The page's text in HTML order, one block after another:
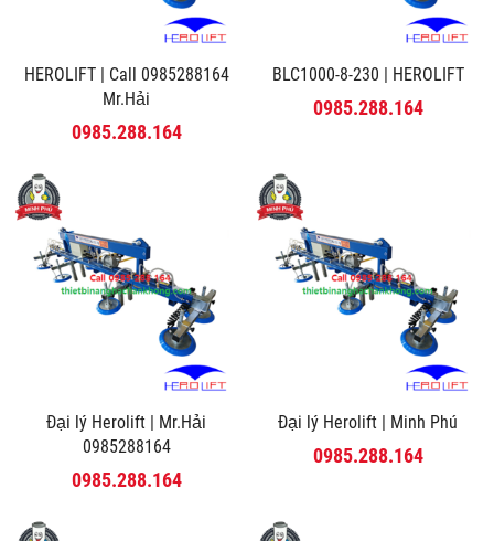
HEROLIFT | Call 0985288164
Mr.Hải
0985.288.164
BLC1000-8-230 | HEROLIFT
0985.288.164
Đại lý Herolift | Mr.Hải
0985288164
0985.288.164
Đại lý Herolift | Minh Phú
0985.288.164